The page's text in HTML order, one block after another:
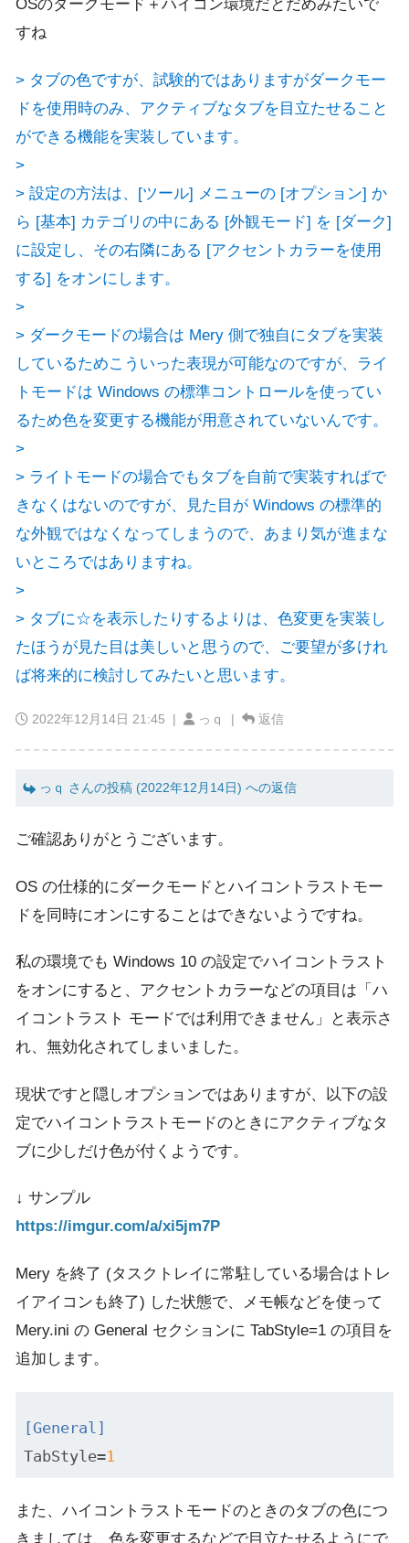
OSのダークモード＋ハイコン環境だとだめみたいで
すね
> タブの色ですが、試験的ではありますがダークモー
ドを使用時のみ、アクティブなタブを目立たせること
ができる機能を実装しています。
>
> 設定の方法は、[ツール] メニューの [オプション] か
ら [基本] カテゴリの中にある [外観モード] を [ダーク]
に設定し、その右隣にある [アクセントカラーを使用
する] をオンにします。
>
> ダークモードの場合は Mery 側で独自にタブを実装
しているためこういった表現が可能なのですが、ライ
トモードは Windows の標準コントロールを使ってい
るため色を変更する機能が用意されていないんです。
>
> ライトモードの場合でもタブを自前で実装すればで
きなくはないのですが、見た目が Windows の標準的
な外観ではなくなってしまうので、あまり気が進まな
いところではありますね。
>
> タブに☆を表示したりするよりは、色変更を実装し
たほうが見た目は美しいと思うので、ご要望が多けれ
ば将来的に検討してみたいと思います。
2022年12月14日 21:45 | っｑ | 返信
っｑ さんの投稿 (2022年12月14日) への返信
ご確認ありがとうございます。
OS の仕様的にダークモードとハイコントラストモー
ドを同時にオンにすることはできないようですね。
私の環境でも Windows 10 の設定でハイコントラスト
をオンにすると、アクセントカラーなどの項目は「ハ
イコントラスト モードでは利用できません」と表示さ
れ、無効化されてしまいました。
現状ですと隠しオプションではありますが、以下の設
定でハイコントラストモードのときにアクティブなタ
ブに少しだけ色が付くようです。
↓ サンプル
https://imgur.com/a/xi5jm7P
Mery を終了 (タスクトレイに常駐している場合はトレ
イアイコンも終了) した状態で、メモ帳などを使って
Mery.ini の General セクションに TabStyle=1 の項目を
追加します。
[General]
TabStyle=1
また、ハイコントラストモードのときのタブの色につ
きましては、色を変更するなどで目立たせるようにで